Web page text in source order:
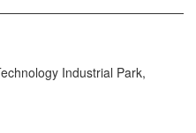
Industrial Park,